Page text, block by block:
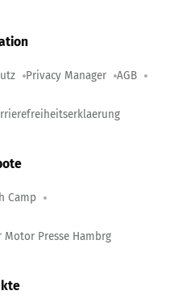
Privacy Manager AGB
Camp
Presse Hambrg